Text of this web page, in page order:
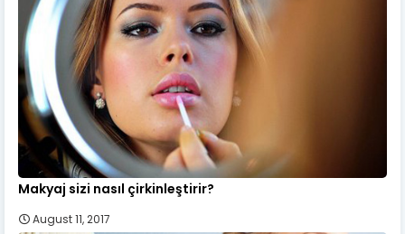
Makyaj sizi nasıl çirkinleştirir?
August 11, 2017